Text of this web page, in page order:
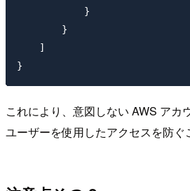
            }
        }
    ]
これにより、意図しない AWS アカ
ユーザーを使用したアクセスを防ぐ